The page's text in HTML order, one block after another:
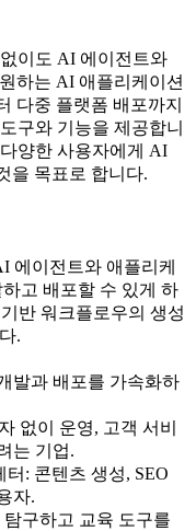
이도 AI 에이전트와
하는 AI 애플리케이션
다중 플랫폼 배포까지
구와 기능을 제공합니
양한 사용자에게 AI
을 목표로 합니다.
에이전트와 애플리케
고 배포할 수 있게 하
반 워크플로우의 생성
.
발과 배포를 가속화하
없이 운영, 고객 서비
는 기업.
: 콘텐츠 생성, SEO
자.
구하고 교육 도구를